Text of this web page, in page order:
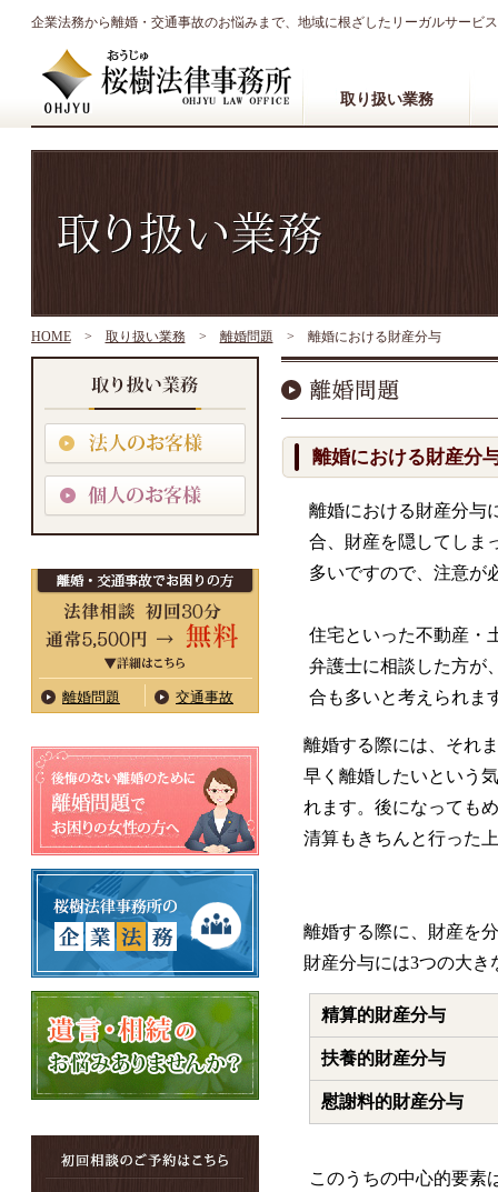
企業法務から離婚・交通事故のお悩みまで、地域に根ざしたリーガルサービ
取り扱い業務
HOME> 取り扱い業務 > 離婚問題 > 離婚における財産分与
離婚問題 交通事故
離婚における財産分
離婚における財産分与
合、財産を隠してしま
多いですので、注意が
住宅といった不動産・
弁護士に相談した方が
合も多いと考えられま
離婚する際には、それ
早く離婚したいという
れます。後になっても
清算もきちんと行った
離婚する際に、財産を
財産分与には3つの大
精算的財産分与
扶養的財産分与
慰謝料的財産分与
このうちの中心的要素